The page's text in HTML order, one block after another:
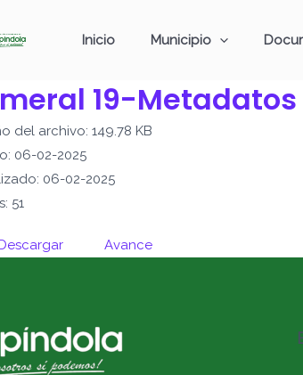
Inicio Municipio
19-Metadatos
del archivo: 149.78 KB
06-02-2025
06-02-2025
51
Avance